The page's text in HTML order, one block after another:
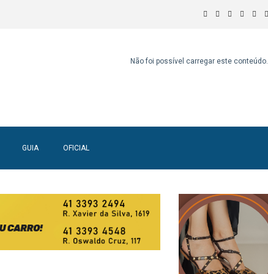
Não foi possível carregar este conteúdo.
GUIA OFICIAL